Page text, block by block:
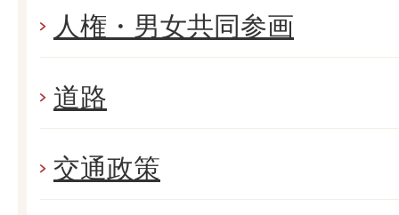
人権・男女共同参画
道路
交通政策